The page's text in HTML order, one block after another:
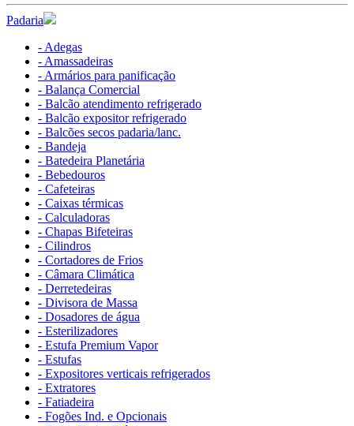
Padaria
- Adegas
- Amassadeiras
- Armários para panificação
- Balança Comercial
- Balcão atendimento refrigerado
- Balcão expositor refrigerado
- Balcões secos padaria/lanc.
- Bandeja
- Batedeira Planetária
- Bebedouros
- Cafeteiras
- Caixas térmicas
- Calculadoras
- Chapas Bifeteiras
- Cilindros
- Cortadores de Frios
- Câmara Climática
- Derretedeiras
- Divisora de Massa
- Dosadores de água
- Esterilizadores
- Estufa Premium Vapor
- Estufas
- Expositores verticais refrigerados
- Extratores
- Fatiadeira
- Fogões Ind. e Opcionais